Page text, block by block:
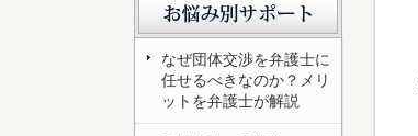
なぜ団体交渉を弁護士に
任せるべきなのか？メリ
ットを弁護士が解説